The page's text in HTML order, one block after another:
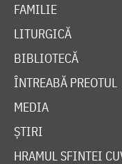
FAMILIE
LITURGICĂ
BIBLIOTECĂ
ÎNTREABĂ PREOTUL
MEDIA
ȘTIRI
HRAMUL SFINTEI